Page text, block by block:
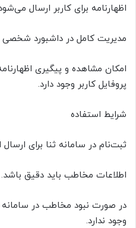
اظهارنامه برای کاربر ارسال
مدیریت کامل در داشبورد شخصی
امکان مشاهده و پیگیری
پروفایل کاربر وجود دارد.
شرایط استفاده
ثبت‌نام در سامانه ثنا برای
اطلاعات مخاطب باید دقیق باشد.
در صورت نبود مخاطب در سامانه
وجود ندارد.